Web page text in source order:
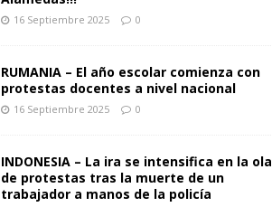
16 Septiembre 2025 0
RUMANIA – El año escolar comienza con
protestas docentes a nivel nacional
16 Septiembre 2025 0
INDONESIA – La ira se intensifica en la ola
de protestas tras la muerte de un
trabajador a manos de la policía